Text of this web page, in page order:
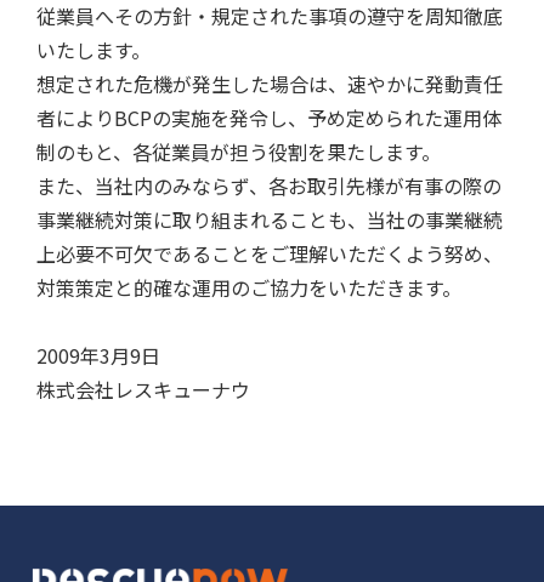
従業員へその方針・規定された事項の遵守を周知徹底
いたします。
想定された危機が発生した場合は、速やかに発動責任
者によりBCPの実施を発令し、予め定められた運用体
制のもと、各従業員が担う役割を果たします。
また、当社内のみならず、各お取引先様が有事の際の
事業継続対策に取り組まれることも、当社の事業継続
上必要不可欠であることをご理解いただくよう努め、
対策策定と的確な運用のご協力をいただきます。
2009年3月9日
株式会社レスキューナウ